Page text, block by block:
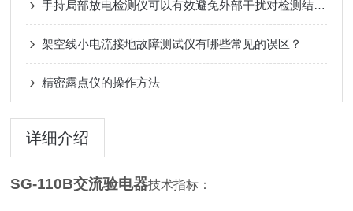
手持局部放电检测仪可以有效避免外部干扰对检测结果的影响
架空线小电流接地故障测试仪有哪些常见的误区？
精密露点仪的操作方法
详细介绍
SG-110B交流验电器技术指标：